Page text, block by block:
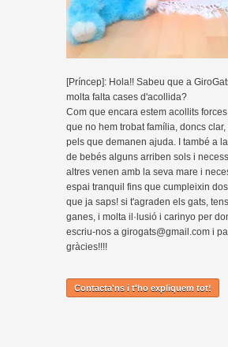
[Príncep]: Hola!! Sabeu que a
molta falta cases d'acollida?
Com que encara estem acollits
que no hem trobat família, doncs
pels que demanen ajuda. I també a
de bebés alguns arriben sols i
altres venen amb la seva mare i
espai tranquil fins que cumpleixin
que ja saps! si t'agraden els gats,
ganes, i molta il·lusió i carinyo per
escriu-nos a girogats@gmail.com i
gràcies!!!!
Contacta'ns i t'ho expliquem tot!